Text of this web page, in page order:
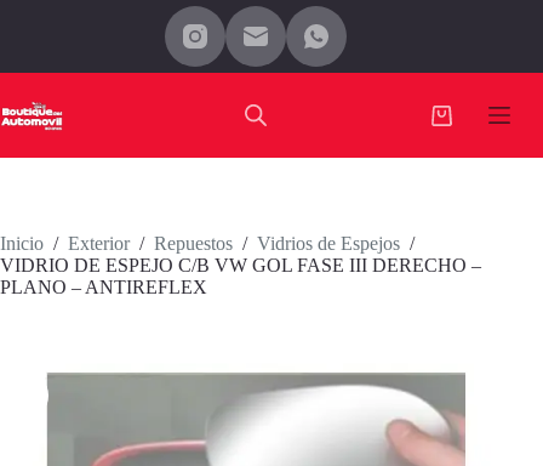
Carro
Inicio / Exterior / Repuestos / Vidrios de Espejos /
VIDRIO DE ESPEJO C/B VW GOL FASE III DERECHO –
PLANO – ANTIREFLEX